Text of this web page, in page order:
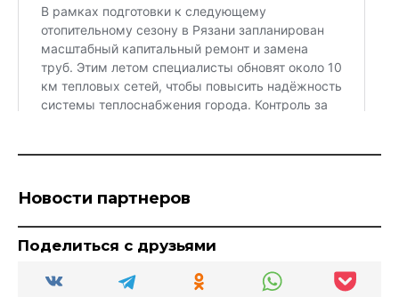
Новости партнеров
Поделиться с друзьями